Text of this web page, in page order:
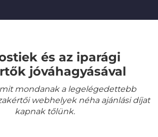
és az iparági
jóváhagyásával
mondanak a legelégedettebb
webhelyek néha ajánlási díjat
kapnak tőlünk.